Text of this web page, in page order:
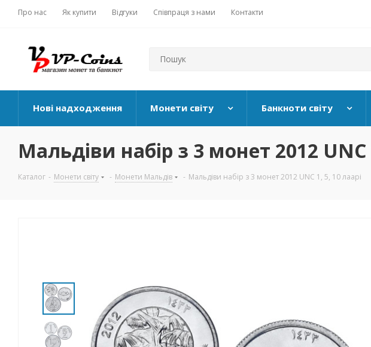
Про нас Як купити Відгуки Співпраця з нами Контакти
Нові надходження Монети світу Банкноти світу
Мальдіви набір з 3 монет 2012 UNC
Каталог - Монети світу - Монети Мальдів - Мальдіви набір з 3 монет 2012 UNC 1, 5, 10 лаарі